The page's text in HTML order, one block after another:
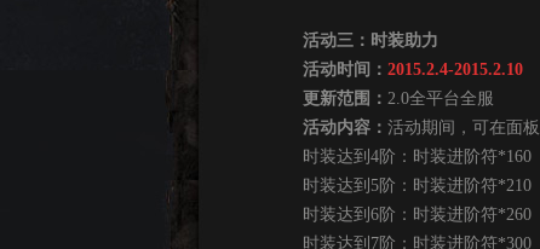
活动三：时装助力
活动时间： 2015.2.4-2015.2.10
更新范围： 2.0全平台全服
活动内容： 活动期间，可在面
时装达到4阶：时装进阶符*160
时装达到5阶：时装进阶符*210
时装达到6阶：时装进阶符*260
时装达到7阶：时装进阶符*300